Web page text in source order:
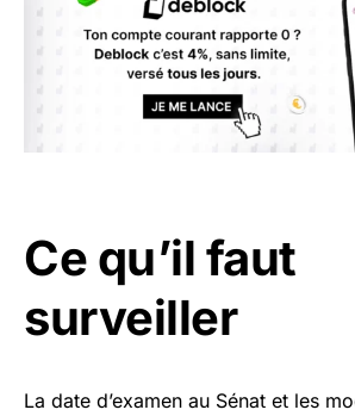
Ce qu’il faut
surveiller
La date d’examen au Sénat et les